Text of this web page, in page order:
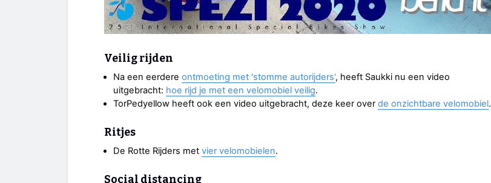
Veilig rijden
Na een eerdere ontmoeting met 'stomme autorijders', heeft Saukki nu een video
uitgebracht: hoe rijd je met een velomobiel veilig.
TorPedyellow heeft ook een video uitgebracht, deze keer overde onzichtbare velomobiel.
Ritjes
De Rotte Rijders met vier velomobielen.
Social distancing